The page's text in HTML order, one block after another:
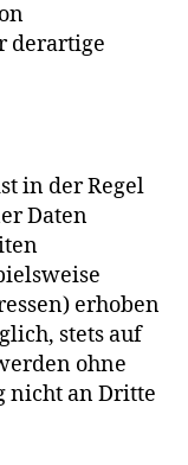
derartige
in der Regel
Daten
erhoben
stets auf
ohne
nicht an Dritte